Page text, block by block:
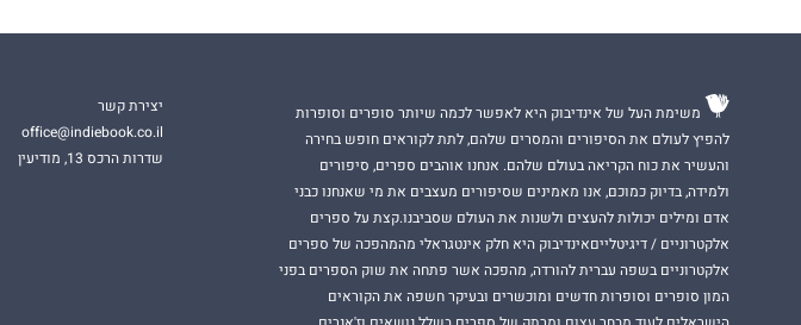
משימת העל של אינדיבוק היא לאפשר לכמה שיותר סופרים וסופרות
להפיץ לעולם את הסיפורים והמסרים שלהם, לתת לקוראים חופש בחירה
והעשיר את כוח הקריאה בעולם שלהם. אנחנו אוהבים ספרים, סיפורים
ולמידה, בדיוק כמוכם, אנו מאמינים שסיפורים מעצבים את מי שאנחנו כבני
אדם ומילים יכולות להעצים ולשנות את העולם שסביבנו.קצת על ספרים
אלקטרוניים / דיגיטלייםאינדיבוק היא חלק אינטגראלי מהמהפכה של ספרים
אלקטרוניים בשפה עברית להורדה, מהפכה אשר פתחה את שוק הספרים בפני
המון סופרים וסופרות חדשים ומוכשרים ובעיקר חשפה את הקוראים
יצירת קשר
office@indiebook.co.il
שדרות הרכס 13, מודיעין